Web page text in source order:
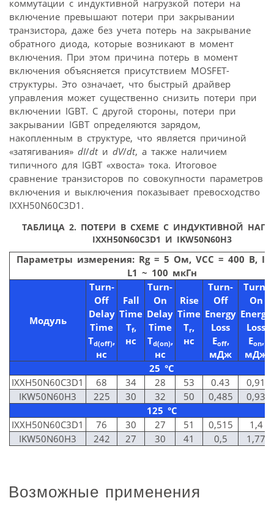
коммутации с индуктивной нагрузкой потери на
включение превышают потери при закрывании
транзистора, даже без учета потерь на закрывание
обратного диода, которые возникают в момент
включения. При этом причина потерь в момент
включения объясняется присутствием MOSFET-
структуры. Это означает, что быстрый драйвер
управления может существенно снизить потери при
включении IGBT. С другой стороны, потери при
закрывании IGBT определяются зарядом,
накопленным в структуре, что является причиной
«затягивания» dI/dtи dV/dt, а также наличием
типичного для IGBT «хвоста» тока. Итоговое
сравнение транзисторов по совокупности параметров
включения и выключения показывает превосходство
IXXH50N60C3D1.
ТАБЛИЦА 2. ПОТЕРИ В СХЕМЕ С ИНДУКТИВНОЙ
IXXH50N60C3D1 И IKW50N60H3
Параметры измерения: Rg= 5 Ом, VCC = 400 В, Ic
L1 ~ 100 мкГн
Модуль
Turn-
Off
Delay
Time
Td(off),
нс
Fall
Time
Tf,
нс
Turn-
On
Delay
Time
Td(on),
нс
Rise
Time
Tr,
нс
Turn-
Off
Energy
Loss
Eoff,
мДж
Turn-
On
Energy
Loss
Eon,
мДж
25 °С
IXXH50N60C3D1
68 34 28 53 0.43
0,91
IKW50N60H3
225 30 32 50 0,485
0,93
125 °C
IXXH50N60C3D1
76 30 27 51 0,515
1,4
IKW50N60H3
242 27 30 41 0,5 1,77
Возможные применения